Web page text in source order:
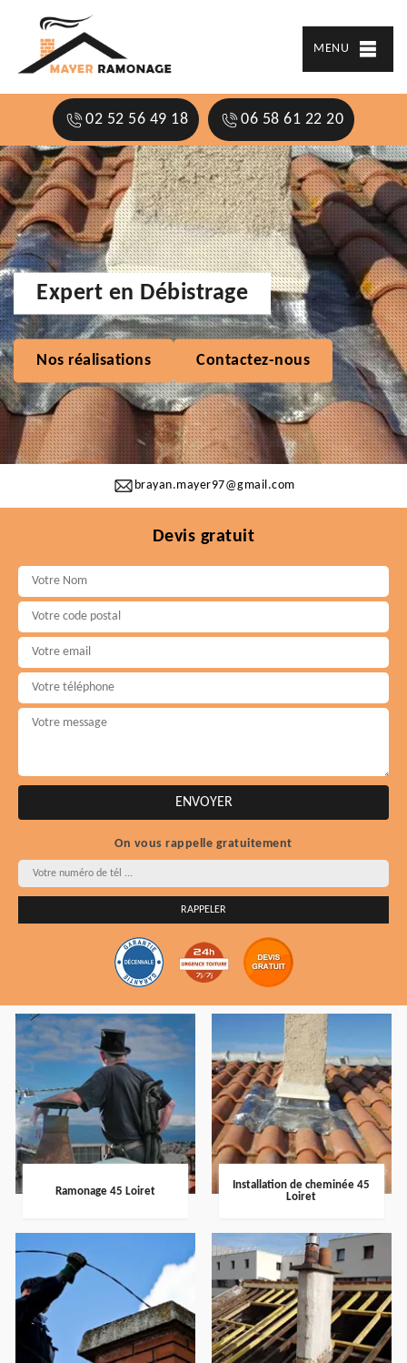
MENU
02 52 56 49 18 06 58 61 22 20
brayan.mayer97@gmail.com
Expert en Débistrage
Nos réalisations Contactez-nous
Devis gratuit
On vous rappelle gratuitement
Ramonage 45 Loiret
Installation de cheminée 45
Loiret